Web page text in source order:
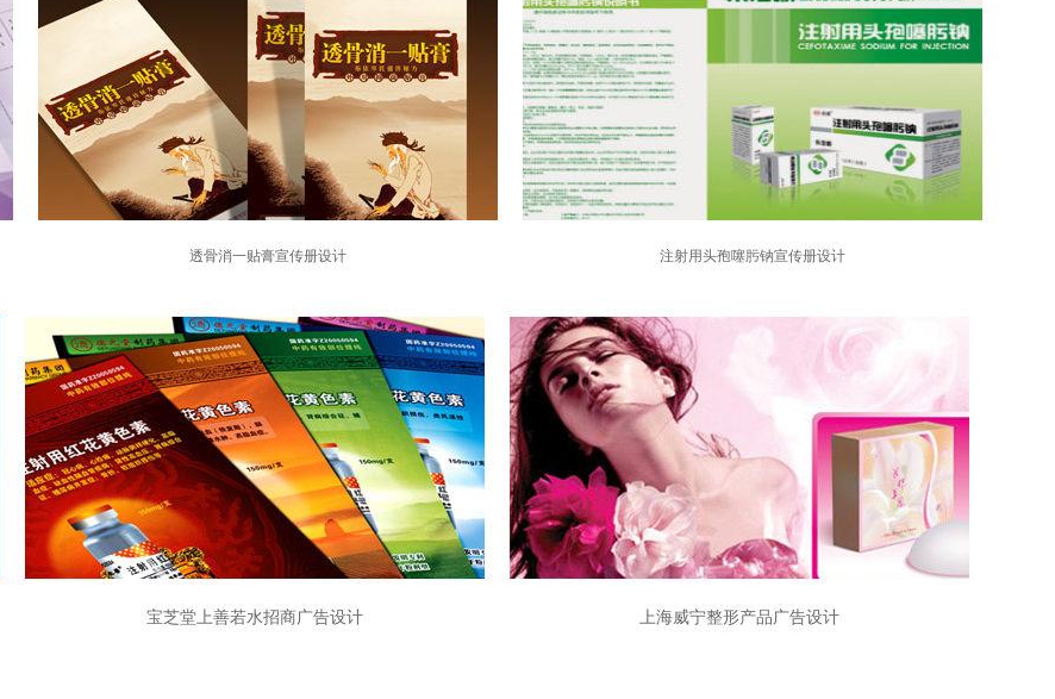
透骨消一贴膏宣传册设计 注射用头孢噻肟钠宣传册设计
宝芝堂上善若水招商广告设计 上海威宁整形产品广告设计